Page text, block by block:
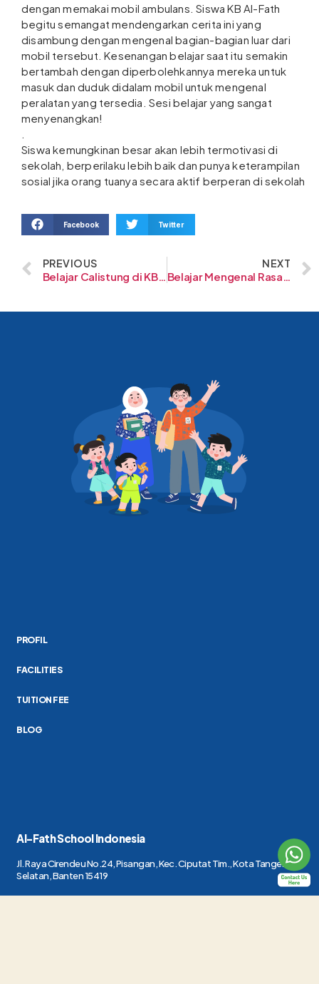
dengan memakai mobil ambulans. Siswa KB Al-Fath
begitu semangat mendengarkan cerita ini yang
disambung dengan mengenal bagian-bagian luar dari
mobil tersebut. Kesenangan belajar saat itu semakin
bertambah dengan diperbolehkannya mereka untuk
masuk dan duduk didalam mobil untuk mengenal
peralatan yang tersedia. Sesi belajar yang sangat
menyenangkan!
Siswa kemungkinan besar akan lebih termotivasi di
sekolah, berperilaku lebih baik dan punya keterampilan
sosial jika orang tuanya secara aktif berperan di sekolah
Facebook Twitter
PREVIOUS
Belajar Calistung di KB-TK Al-Fath
NEXT
Al-Fath School Indonesia
Jl. Raya Cirendeu No.24, Pisangan, Kec. Ciputat Tim., Kota Tangerang
Selatan, Banten 15419
PROFIL
FACILITIES
TUITION FEE
BLOG